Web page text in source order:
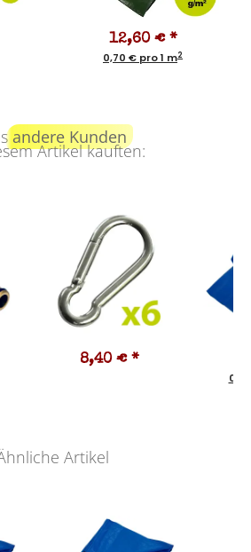
12,60 € *
0,70 € pro 1 m2
andere Kunden
Artikel kauften:
8,40 € *
Artikel